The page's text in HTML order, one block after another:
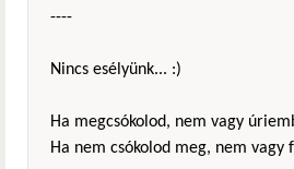
----
Nincs esélyünk... :)
Ha megcsókolod, nem vagy
Ha nem csókolod meg, nem vagy